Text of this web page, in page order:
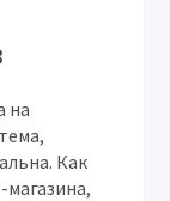
на
Как